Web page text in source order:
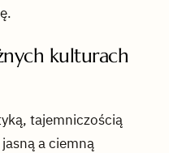
kulturach
tajemniczością
a ciemną